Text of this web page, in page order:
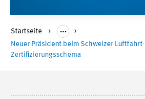
Startseite
Neuer Präsident beim Schweizer Luftfahrt-
Zertifizierungsschema